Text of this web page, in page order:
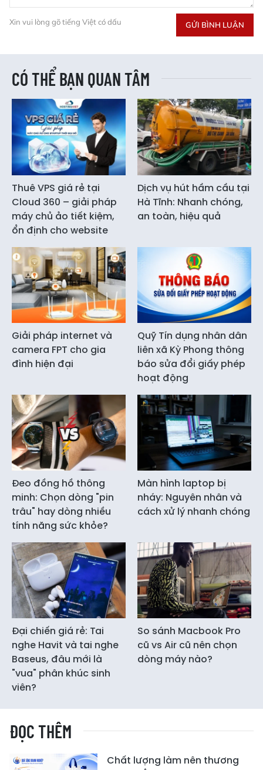
Xin vui lòng gõ tiếng Việt có dấu GỬI BÌNH LUẬN
CÓ THỂ BẠN QUAN TÂM
Thuê VPS giá rẻ tại
Cloud 360 – giải pháp
máy chủ ảo tiết kiệm,
ổn định cho website
Dịch vụ hút hầm cầu tại
Hà Tĩnh: Nhanh chóng,
an toàn, hiệu quả
Giải pháp internet và
camera FPT cho gia
đình hiện đại
Quỹ Tín dụng nhân dân
liên xã Kỳ Phong thông
báo sửa đổi giấy phép
hoạt động
Đeo đồng hồ thông
minh: Chọn dòng "pin
trâu" hay dòng nhiều
tính năng sức khỏe?
Màn hình laptop bị
nháy: Nguyên nhân và
cách xử lý nhanh chóng
Đại chiến giá rẻ: Tai
nghe Havit và tai nghe
Baseus, đâu mới là
"vua" phân khúc sinh
viên?
So sánh Macbook Pro
cũ vs Air cũ nên chọn
dòng máy nào?
ĐỌC THÊM
Chất lượng làm nên thương